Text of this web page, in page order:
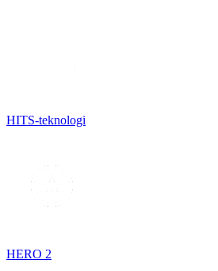
HITS-teknologi
HERO 2